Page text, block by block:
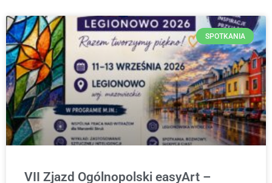
SPOTKANIA
VII Zjazd Ogólnopolski easyArt –